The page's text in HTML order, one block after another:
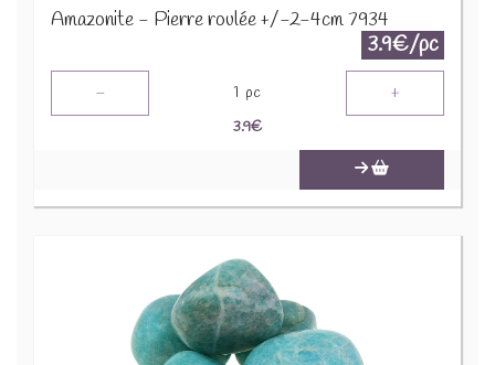
Amazonite - Pierre roulée +/-2-4cm 7934
3.9€/pc
- 1 pc +
3.9€